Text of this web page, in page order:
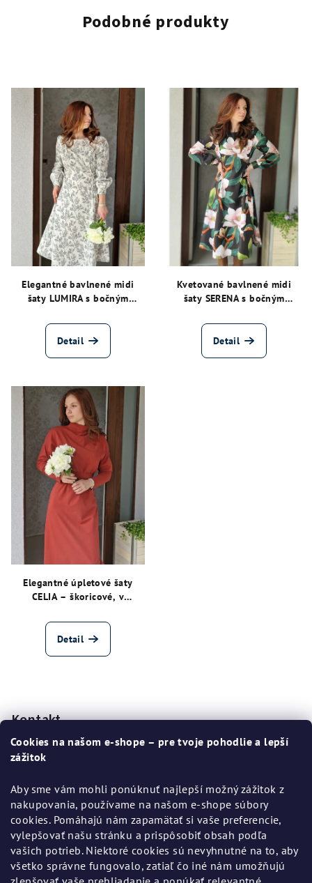
Cookies na našom e-shope – pre tvoje pohodlie a lepší
zážitok
Aby sme vám mohli ponúknuť najlepší možný zážitok z
nakupovania, používame na našom e-shope súbory
cookies. Pomáhajú nám zapamätať si vaše preferencie,
vylepšovať našu stránku a prispôsobiť obsah podľa
vašich potrieb. Niektoré cookies sú nevyhnutné na to, aby
všetko správne fungovalo, zatiaľ čo iné nám umožňujú
Podobné produkty
Elegantné bavlnené midi
šaty LUMIRA s bočným
Detail
Kvetované bavlnené midi
šaty SERENA s bočným
Detail
Elegantné úpletové šaty
CELIA – škoricové, v
Detail
pKontakt
Informácie pre vás